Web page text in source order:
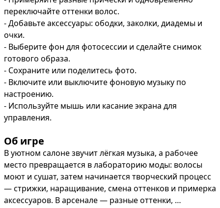
переключайте оттенки волос.
- Добавьте аксессуары: ободки, заколки, диадемы и
очки.
- Выберите фон для фотосессии и сделайте снимок
готового образа.
- Сохраните или поделитесь фото.
- Включите или выключите фоновую музыку по
настроению.
- Используйте мышь или касание экрана для
управления.
Об игре
В уютном салоне звучит лёгкая музыка, а рабочее
место превращается в лабораторию моды: волосы
моют и сушат, затем начинается творческий процесс
— стрижки, наращивание, смена оттенков и примерка
аксессуаров. В арсенале — разные оттенки,